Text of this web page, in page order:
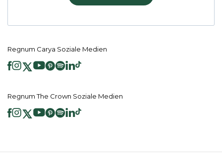
Regnum Carya Soziale Medien
Regnum The Crown Soziale Medien